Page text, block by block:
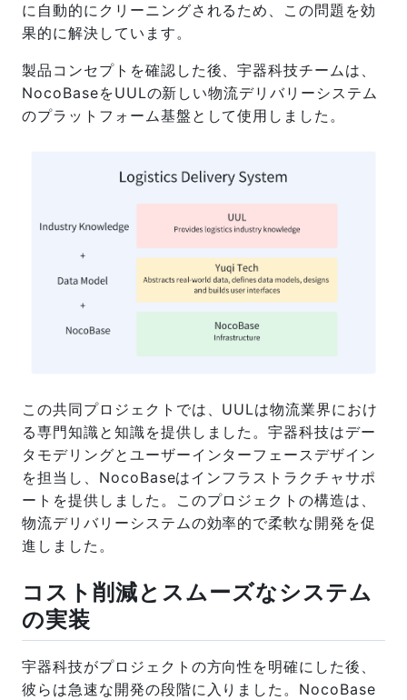
に自動的にクリーニングされるため、この問題を効
果的に解決しています。
製品コンセプトを確認した後、宇器科技チームは、
NocoBaseをUULの新しい物流デリバリーシステム
のプラットフォーム基盤として使用しました。
この共同プロジェクトでは、UULは物流業界におけ
る専門知識と知識を提供しました。宇器科技はデー
タモデリングとユーザーインターフェースデザイン
を担当し、NocoBaseはインフラストラクチャサポ
ートを提供しました。このプロジェクトの構造は、
物流デリバリーシステムの効率的で柔軟な開発を促
進しました。
コスト削減とスムーズなシステム
の実装
宇器科技がプロジェクトの方向性を明確にした後、
彼らは急速な開発の段階に入りました。NocoBase